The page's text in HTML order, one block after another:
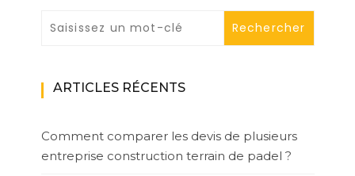
ARTICLES RÉCENTS
Comment comparer les devis de plusieurs
entreprise construction terrain de padel ?